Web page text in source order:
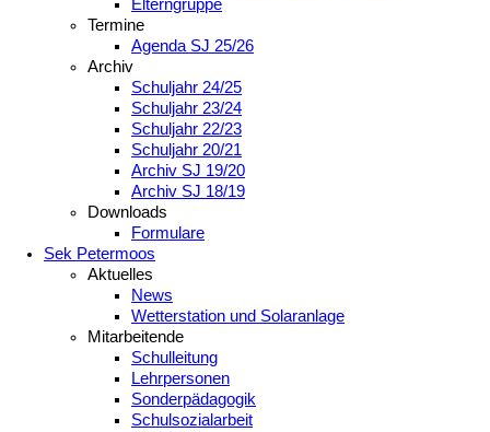
Elterngruppe
Termine
Agenda SJ 25/26
Archiv
Schuljahr 24/25
Schuljahr 23/24
Schuljahr 22/23
Schuljahr 20/21
Archiv SJ 19/20
Archiv SJ 18/19
Downloads
Formulare
Sek Petermoos
Aktuelles
News
Wetterstation und Solaranlage
Mitarbeitende
Schulleitung
Lehrpersonen
Sonderpädagogik
Schulsozialarbeit